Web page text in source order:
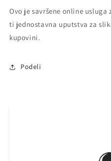
Ovo je savršene online
ti jednostavna uputstva za
kupovini.
Podeli